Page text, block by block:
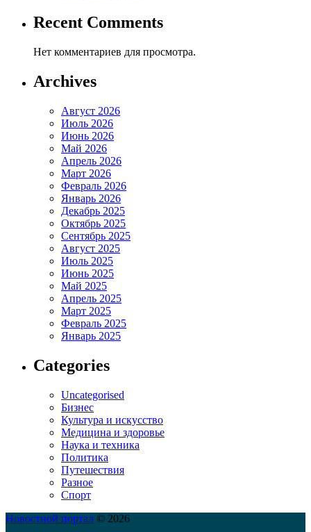
Recent Comments
Нет комментариев для просмотра.
Archives
Август 2026
Июль 2026
Июнь 2026
Май 2026
Апрель 2026
Март 2026
Февраль 2026
Январь 2026
Декабрь 2025
Октябрь 2025
Сентябрь 2025
Август 2025
Июль 2025
Июнь 2025
Май 2025
Апрель 2025
Март 2025
Февраль 2025
Январь 2025
Categories
Uncategorised
Бизнес
Культура и искусство
Медицина и здоровье
Наука и техника
Политика
Путешествия
Разное
Спорт
Новостной портал © 2026